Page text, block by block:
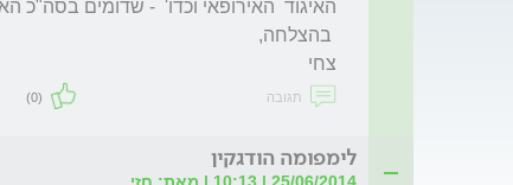
צחי
תגובה (0)
לימפומה הודגקין
25/06/2014 | 10:13 | מאת: חזי